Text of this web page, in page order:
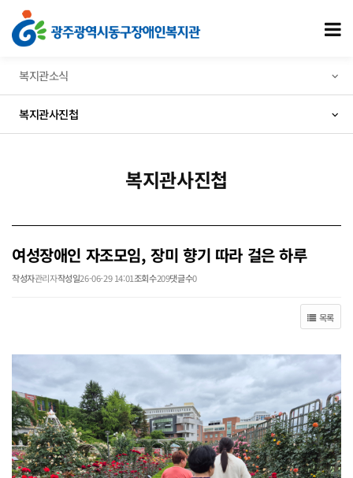
여성장애인 자조모임, 장미 향기 따라 걸은 하루 > 복지관사진첩
복지관소식
복지관사진첩
복지관사진첩
여성장애인 자조모임, 장미 향기 따라 걸은 하루
작성자관리자작성일26-06-29 14:01조회수209댓글수0
목록